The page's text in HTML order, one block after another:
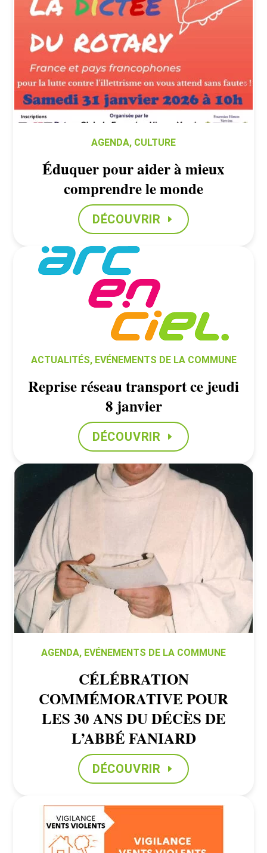
AGENDA, CULTURE
Éduquer pour aider à mieux
comprendre le monde
DÉCOUVRIR
ACTUALITÉS, EVÉNEMENTS DE LA COMMUNE
Reprise réseau transport ce jeudi
8 janvier
DÉCOUVRIR
AGENDA, EVÉNEMENTS DE LA COMMUNE
CÉLÉBRATION
COMMÉMORATIVE POUR
LES 30 ANS DU DÉCÈS DE
L’ABBÉ FANIARD
DÉCOUVRIR